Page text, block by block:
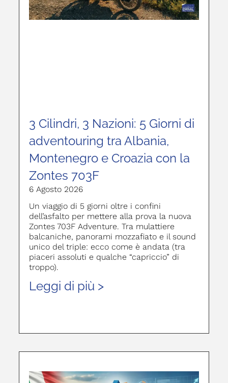
3 Cilindri, 3 Nazioni: 5 Giorni di
adventouring tra Albania,
Montenegro e Croazia con la
Zontes 703F
6 Agosto 2026
Un viaggio di 5 giorni oltre i confini
dell’asfalto per mettere alla prova la nuova
Zontes 703F Adventure. Tra mulattiere
balcaniche, panorami mozzafiato e il sound
unico del triple: ecco come è andata (tra
piaceri assoluti e qualche “capriccio” di
troppo).
Leggi di più >